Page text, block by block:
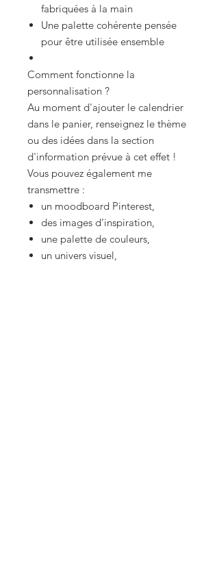
fabriquées à la main
Une palette cohérente pensée
pour être utilisée ensemble
Comment fonctionne la
personnalisation ?
Au moment d'ajouter le calendrier
dans le panier, renseignez le thème
ou des idées dans la section
d'information prévue à cet effet !
Vous pouvez également me
transmettre :
un moodboard Pinterest,
des images d’inspiration,
une palette de couleurs,
un univers visuel,